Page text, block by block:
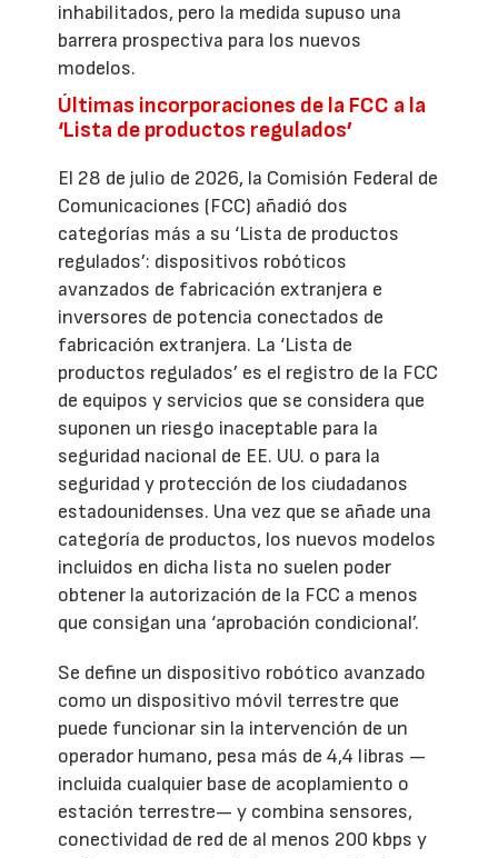
inhabilitados, pero la medida supuso una
barrera prospectiva para los nuevos
modelos.
Últimas incorporaciones de la FCC a la
‘Lista de productos regulados’
El 28 de julio de 2026, la Comisión Federal de
Comunicaciones (FCC) añadió dos
categorías más a su ‘Lista de productos
regulados’: dispositivos robóticos
avanzados de fabricación extranjera e
inversores de potencia conectados de
fabricación extranjera. La ‘Lista de
productos regulados’ es el registro de la FCC
de equipos y servicios que se considera que
suponen un riesgo inaceptable para la
seguridad nacional de EE. UU. o para la
seguridad y protección de los ciudadanos
estadounidenses. Una vez que se añade una
categoría de productos, los nuevos modelos
incluidos en dicha lista no suelen poder
obtener la autorización de la FCC a menos
que consigan una ‘aprobación condicional’.
Se define un dispositivo robótico avanzado
como un dispositivo móvil terrestre que
puede funcionar sin la intervención de un
operador humano, pesa más de 4,4 libras —
incluida cualquier base de acoplamiento o
estación terrestre— y combina sensores,
conectividad de red de al menos 200 kbps y